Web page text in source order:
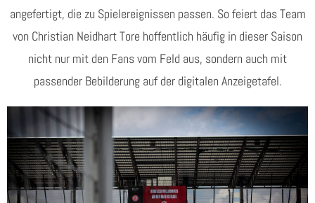
angefertigt, die zu Spielereignissen passen. So feiert das Team
von Christian Neidhart Tore hoffentlich häufig in dieser Saison
nicht nur mit den Fans vom Feld aus, sondern auch mit
passender Bebilderung auf der digitalen Anzeigetafel.